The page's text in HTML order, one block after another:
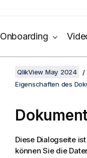
Onboarding
QlikView May 2024
Eigenschaften des
Diese Dialogseite
können Sie die